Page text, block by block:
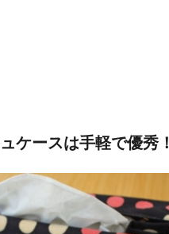
ースは手軽で優秀！